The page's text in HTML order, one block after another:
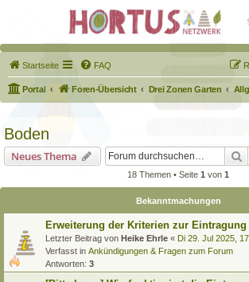
Startseite FAQ
Portal Foren-Übersicht Drei Zonen Garten
Boden
Neues Thema
18 Themen • Seite 1 von 1
Bekanntmachungen
Erweiterung der Kriterien zur
Letzter Beitrag von Heike Ehrle « Di 29. Jul 2025,
Verfasst in Ankündigungen & Fragen zum Forum
Antworten: 3